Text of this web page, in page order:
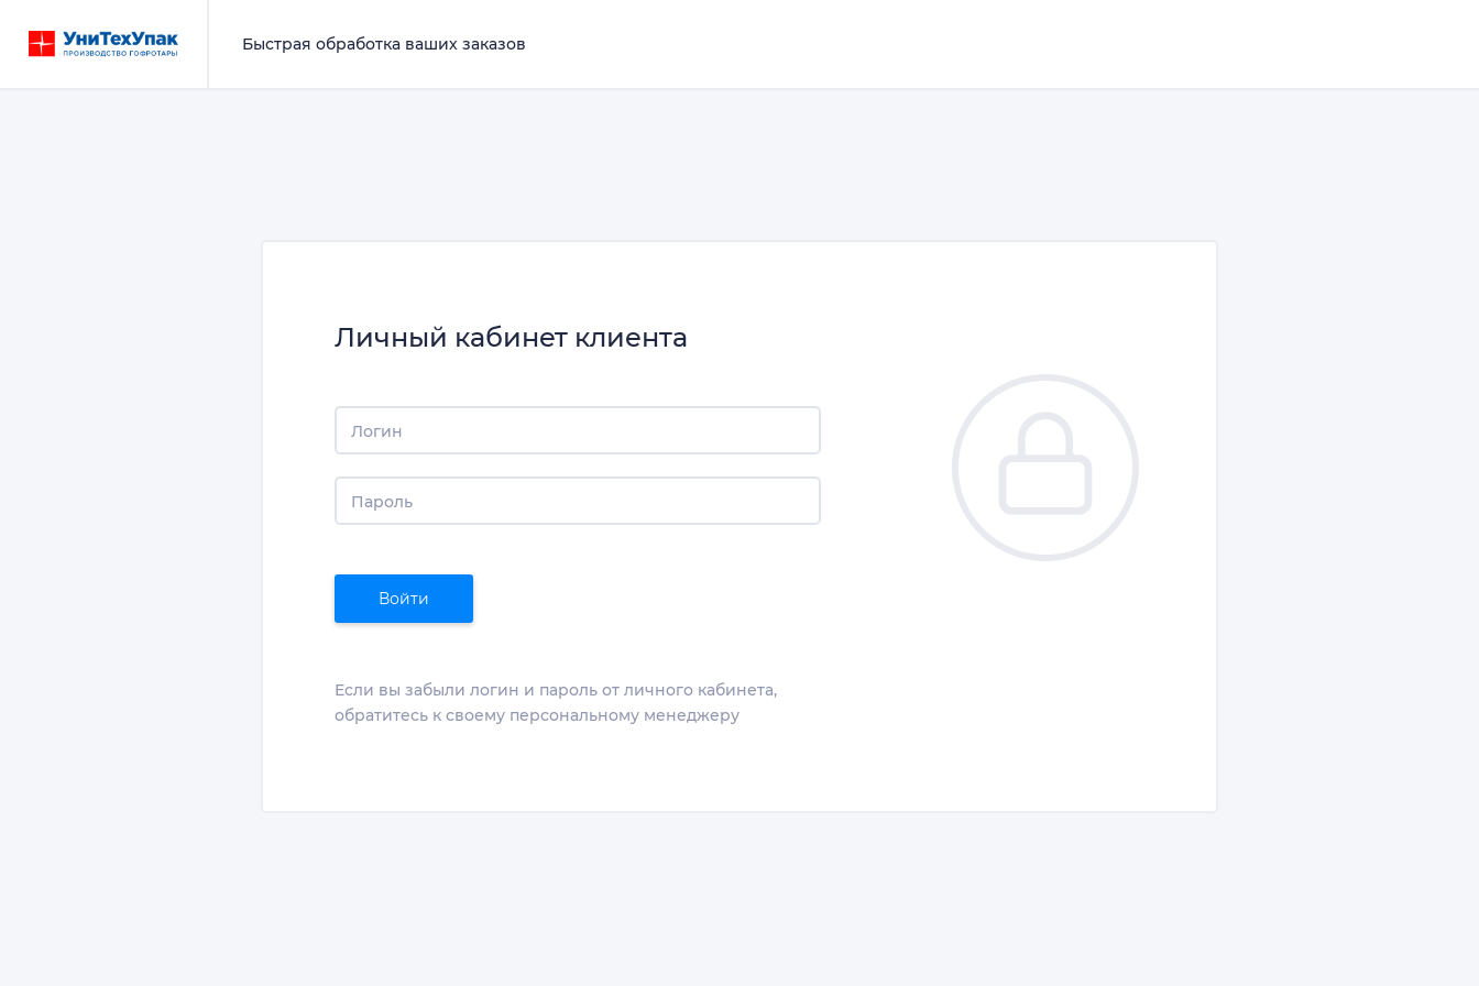
Быстрая обработка ваших заказов
Личный кабинет клиента
Логин
Пароль
Войти
Если вы забыли логин и пароль от личного кабинета,
обратитесь к своему персональному менеджеру